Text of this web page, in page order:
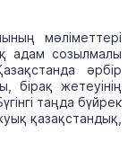
мәліметтері
адам созылмалы
әрбір
бірақ жетеуінің
таңда бүйрек
қазақстандық,